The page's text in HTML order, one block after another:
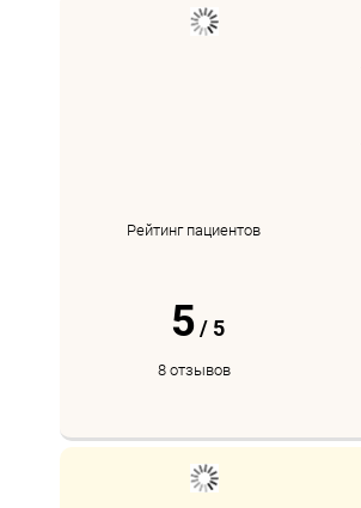
Рейтинг пациентов
5 / 5
8 отзывов